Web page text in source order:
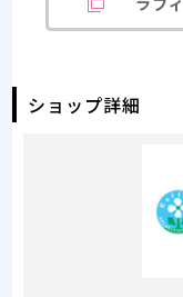
ショップ詳細